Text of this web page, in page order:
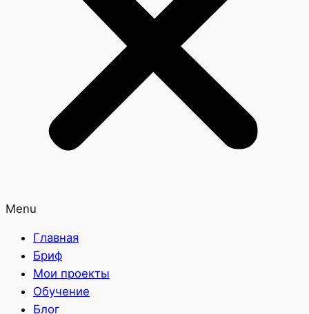
Menu
Главная
Бриф
Мои проекты
Обучение
Блог